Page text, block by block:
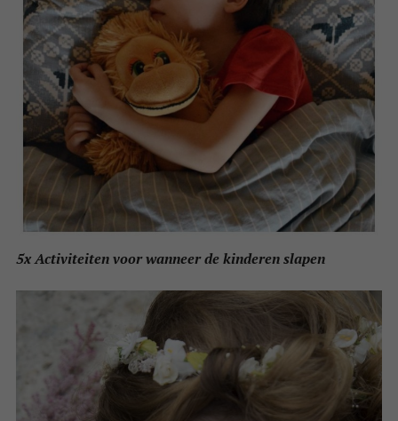
5x Activiteiten voor wanneer de kinderen slapen